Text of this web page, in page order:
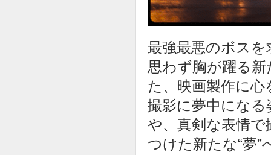
最強最悪のボス
思わず胸が躍る
た、映画製作に
撮影に夢中にな
や、真剣な表情
つけた新たな“夢